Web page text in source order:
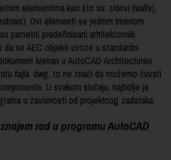
elementima kao što su: zidovi (walls),
Ovi elementi se jednim imenom
pametni predefinisani arhitektonski
se AEC objekti uvoze u standardni
kreiran u AutoCAD Architectureu
fajla .dwg, to ne znači da možemo čuvati
U svakom slučaju, najbolje je
u zavisnosti od projektnog zadataka.
rad u programu AutoCAD